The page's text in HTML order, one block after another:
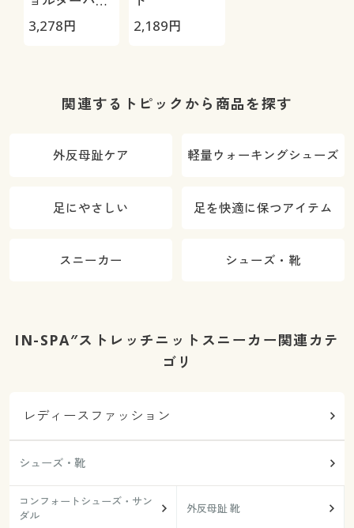
グ
3,278円
2,189円
関連するトピックから商品を探す
外反母趾ケア 軽量ウォーキングシューズ
足にやさしい 足を快適に保つアイテム
スニーカー シューズ・靴
IN-SPA″ストレッチニットスニーカー関連カテ
ゴリ
レディースファッション
シューズ・靴
コンフォートシューズ・サン
ダル
外反母趾 靴